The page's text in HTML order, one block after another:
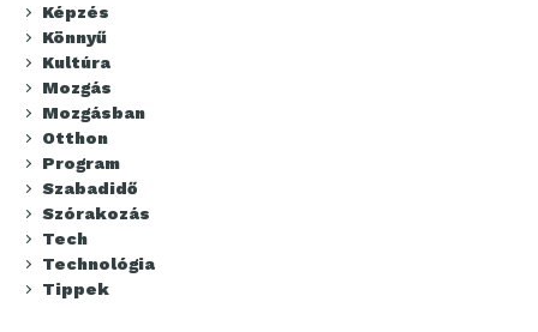
Képzés
Könnyű
Kultúra
Mozgás
Mozgásban
Otthon
Program
Szabadidő
Szórakozás
Tech
Technológia
Tippek